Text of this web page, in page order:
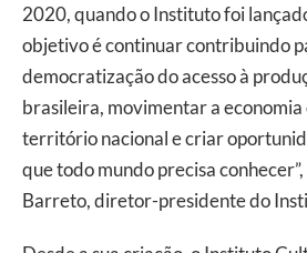
2020, quando o Instituto foi
objetivo é continuar contribuindo
democratização do acesso à
brasileira, movimentar a
território nacional e criar
que todo mundo precisa
Barreto, diretor-presidente do